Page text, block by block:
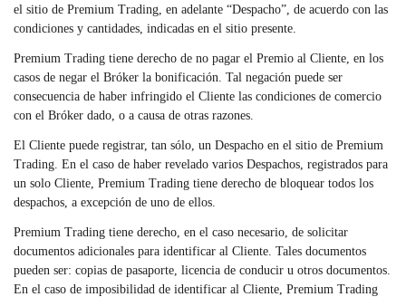
el sitio de Premium Trading, en adelante “Despacho”, de acuerdo con las
condiciones y cantidades, indicadas en el sitio presente.
Premium Trading tiene derecho de no pagar el Premio al Cliente, en los
casos de negar el Bróker la bonificación. Tal negación puede ser
consecuencia de haber infringido el Cliente las condiciones de comercio
con el Bróker dado, o a causa de otras razones.
El Cliente puede registrar, tan sólo, un Despacho en el sitio de Premium
Trading. En el caso de haber revelado varios Despachos, registrados para
un solo Cliente, Premium Trading tiene derecho de bloquear todos los
despachos, a excepción de uno de ellos.
Premium Trading tiene derecho, en el caso necesario, de solicitar
documentos adicionales para identificar al Cliente. Tales documentos
pueden ser: copias de pasaporte, licencia de conducir u otros documentos.
En el caso de imposibilidad de identificar al Cliente, Premium Trading